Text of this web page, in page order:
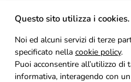
DICHIARAZIONE
AREA
Questo sito utilizza i cookies.
Noi ed alcuni servizi di terze
specificato nella cookie policy.
Puoi acconsentire all’utilizzo
informativa, interagendo con